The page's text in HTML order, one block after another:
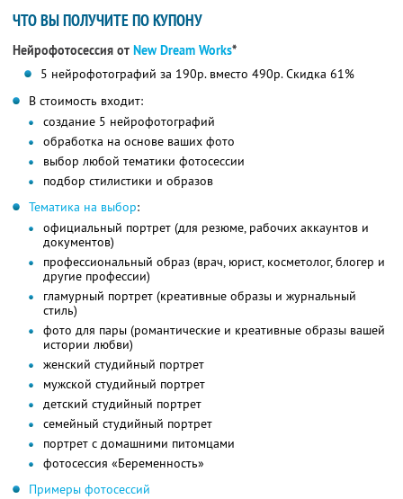
ЧТО ВЫ ПОЛУЧИТЕ ПО КУПОНУ
Нейрофотосессия от New Dream Works*
5 нейрофотографий за 190р. вместо 490р. Скидка 61%
В стоимость входит:
создание 5 нейрофотографий
обработка на основе ваших фото
выбор любой тематики фотосессии
подбор стилистики и образов
Тематика на выбор:
официальный портрет (для резюме, рабочих аккаунтов и
документов)
профессиональный образ (врач, юрист, косметолог, блогер и
другие профессии)
гламурный портрет (креативные образы и журнальный
стиль)
фото для пары (романтические и креативные образы вашей
истории любви)
женский студийный портрет
мужской студийный портрет
детский студийный портрет
семейный студийный портрет
портрет с домашними питомцами
фотосессия «Беременность»
Примеры фотосессий